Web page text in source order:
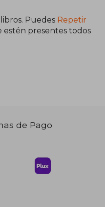
dcto. $
Puedes Repetir
estén presentes todos
de Pago